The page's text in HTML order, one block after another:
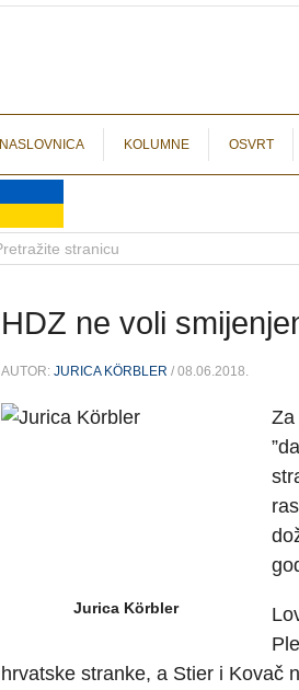
NASLOVNICA KOLUMNE OSVRT
HDZ ne voli
AUTOR: JURICA KÖRBLER / 08.06.2018.
Jurica Körbler
Za
hrvatske stranke, a Stier i Kovač